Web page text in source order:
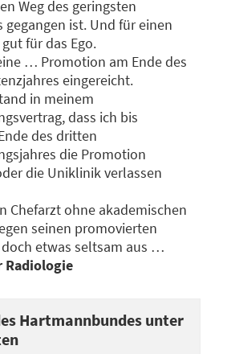
Weg des geringsten
gegangen ist. Und für einen
für das Ego.
… Promotion am Ende des
eingereicht.
in meinem
dass ich bis
des dritten
die Promotion
die Uniklinik verlassen
Chefarzt ohne akademischen
seinen promovierten
etwas seltsam aus …
Radiologie
Hartmannbundes unter